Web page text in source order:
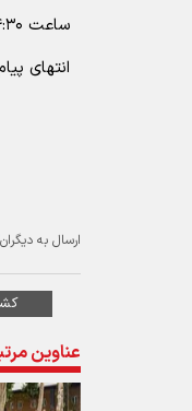
ساعت ۱۴:۳۰ لغایت ۱۷:۳۰: مسابقات رده بندی و فینال اوزان فوق
انتهای
ارسال به دیگران
عناوین